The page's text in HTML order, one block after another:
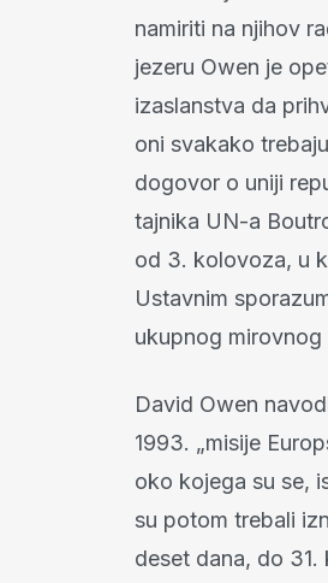
namiriti na njihov
jezeru Owen je
izaslanstva da
oni svakako
dogovor o uniji
tajnika UN-a
od 3. kolovoza, u
Ustavnim
ukupnog mirovnog
David Owen
1993. „misije
oko kojega su se,
su potom trebali
deset dana, do